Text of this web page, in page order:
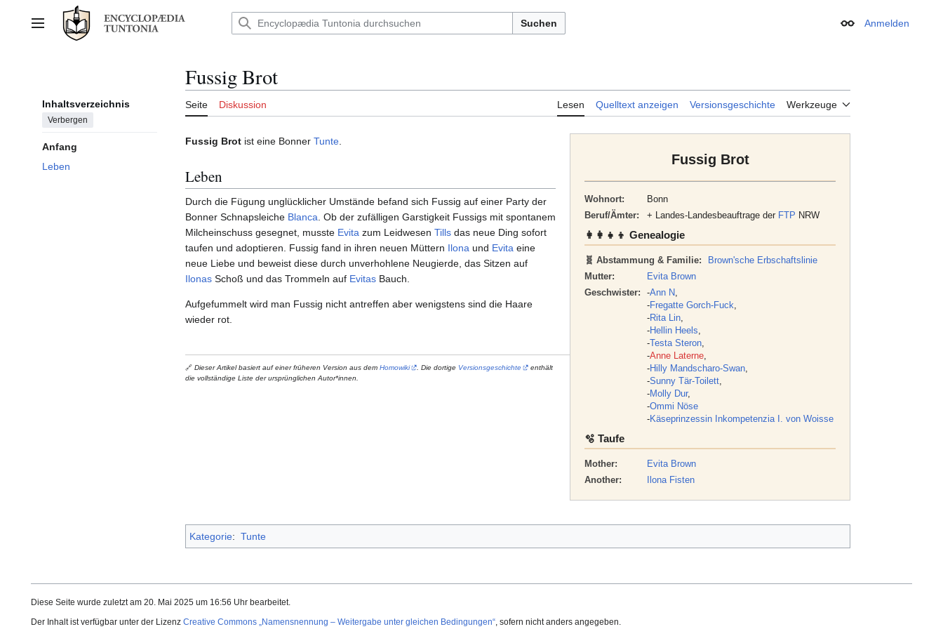
springenHauptmenü Suchen Erscheinungsbild
Anmelden
Inhaltsverzeichnis
Verbergen
Anfang
Leben
Fussig Brot
Seite Diskussion Lesen Quelltext anzeigen Versionsgeschichte Werkzeuge
Fussig Brot
Wohnort:
Bonn
Beruf/Ämter:
+ Landes-Landesbeauftrage der FTP NRW
👩‍👩‍👧‍👦 Genealogie
🧬 Abstammung & Familie:
Brown'sche Erbschaftslinie
Mutter:
Evita Brown
Geschwister:
-Ann N,
-Fregatte Gorch-Fuck,
-Rita Lin,
-Hellin Heels,
-Testa Steron,
-Anne Laterne,
-Hilly Mandscharo-Swan,
-Sunny Tär-Toilett,
-Molly Dur,
-Ommi Nöse
-Käseprinzessin Inkompetenzia I. von Woisse
🫧 Taufe
Mother:
Evita Brown
Another:
Ilona Fisten
Fussig Brot ist eine Bonner Tunte
Leben
Durch die Fügung unglücklicher Umstände befand sich Fussig auf einer Party der
Bonner Schnapsleiche Blanca . Ob der zufälligen Garstigkeit Fussigs mit spontanem
Milcheinschuss gesegnet, musste Evita zum Leidwesen Tills das neue Ding sofort
taufen und adoptieren. Fussig fand in ihren neuen Müttern Ilona und Evita eine
neue Liebe und beweist diese durch unverhohlene Neugierde, das Sitzen auf
Ilonas Schoß und das Trommeln auf Evitas Bauch.
Aufgefummelt wird man Fussig nicht antreffen aber wenigstens sind die Haare
wieder rot.
🔗 Dieser Artikel basiert auf einer früheren Version aus dem Homowiki . Die dortige Versionsgeschichte
enthält
die vollständige Liste der ursprünglichen Autor*innen.
Kategorie: Tunte
Diese Seite wurde zuletzt am 20. Mai 2025 um 16:56 Uhr bearbeitet.
Der Inhalt ist verfügbar unter der Lizenz Creative Commons „Namensnennung – Weitergabe unter gleichen Bedingungen“ , sofern nicht anders angegeben.